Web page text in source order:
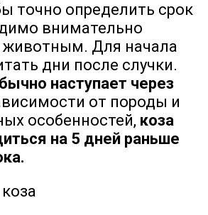
точно определить срок
внимательно
животным. Для начала
дни после случки.
наступает через
от породы и
особенностей, коза
на 5 дней раньше